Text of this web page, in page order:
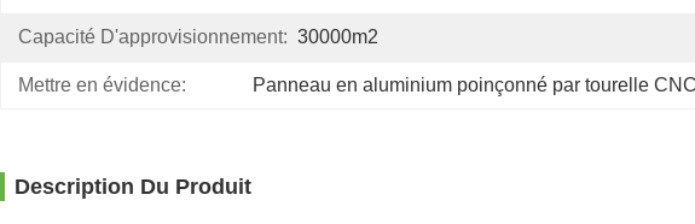
Capacité D'approvisionnement: 30000m2
Mettre en évidence: Panneau en aluminium poinçonné par tourelle CNC
Description Du Produit